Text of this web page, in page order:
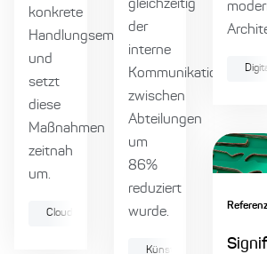
konkrete
Handlungsempfehlungen
und
setzt
diese
Maßnahmen
zeitnah
um.
Cloud Infrastructure as Code
gleichzeitig
der
interne
zwischen
Abteilungen
um
86%
reduziert
wurde.
Künstliche Intelligenz